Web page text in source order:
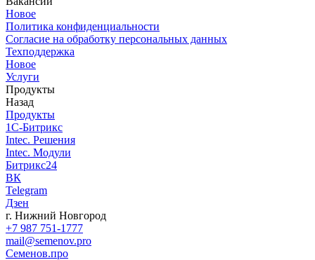
Новое
Политика конфиденциальности
Согласие на обработку персональных данных
Техподдержка
Новое
Услуги
Продукты
Назад
Продукты
1С-Битрикс
Intec. Решения
Intec. Модули
Битрикс24
ВК
Telegram
Дзен
г. Нижний Новгород
+7 987 751-1777
mail@semenov.pro
Семенов.про